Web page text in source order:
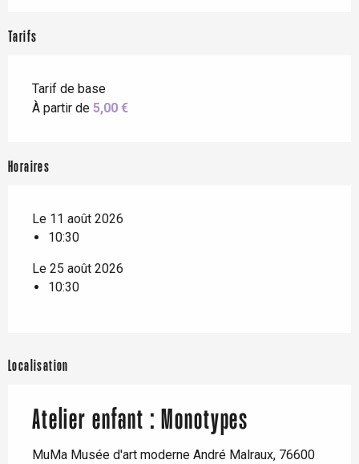
Tarifs
Tarif de base
À partir de 5,00 €
Horaires
Le 11 août 2026
10:30
Le 25 août 2026
10:30
Localisation
Atelier enfant : Monotypes
MuMa Musée d'art moderne André Malraux, 76600